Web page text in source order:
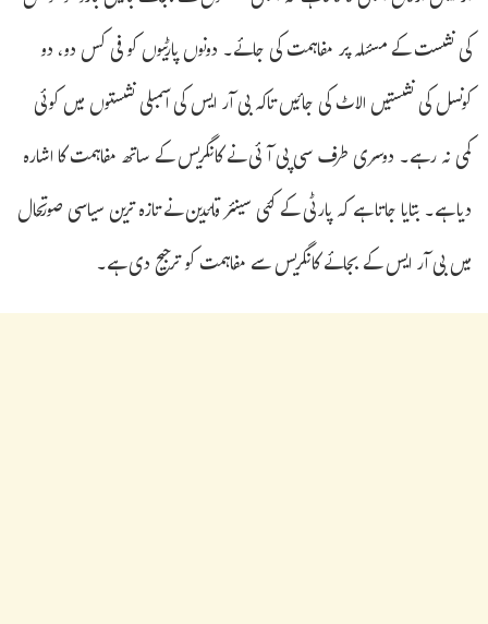
کی نشست کے مسئلہ پر مفاہمت کی جائے۔ دونوں پارٹیوں کو فی کس دو، دو
کونسل کی نشستیں الاٹ کی جائیں تاکہ بی آر ایس کی اسمبلی نشستوں میں کوئی
کمی نہ رہے۔ دوسری طرف سی پی آئی نے کانگریس کے ساتھ مفاہمت کا اشارہ
دیا ہے۔ بتایا جاتا ہے کہ پارٹی کے کئی سینئر قائدین نے تازہ ترین سیاسی صورتحال
میں بی آر ایس کے بجائے کانگریس سے مفاہمت کو ترجیح دی ہے۔